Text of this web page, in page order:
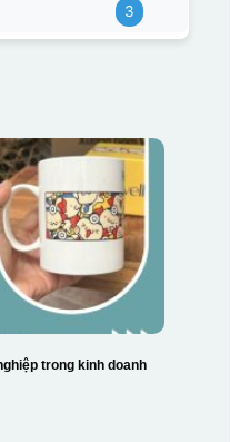
3
trong kinh doanh